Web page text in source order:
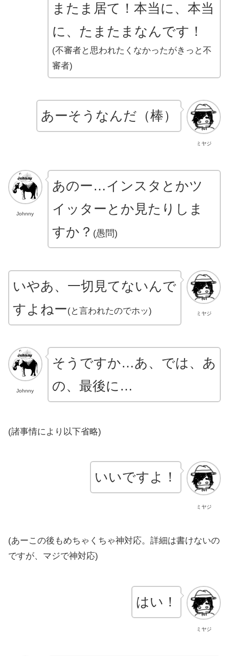
またま居て！本当に、本当
に、たまたまなんです！
(不審者と思われたくなかったがきっと不
審者)
ミヤジ
あーそうなんだ （棒）
Johnny
あのー…インスタとかツ
イッターとか見たりしま
すか？ (愚問)
ミヤジ
いやあ、一切見てないんで
すよねー(と言われたのでホッ)
Johnny
そうですか…あ、では、あ
の、最後に…
(諸事情により以下省略)
ミヤジ
いいですよ！
(あーこの後もめちゃくちゃ神対応。詳細は書けないの
ですが、マジで神対応)
ミヤジ
はい！